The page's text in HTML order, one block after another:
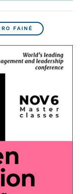
FAINÉ